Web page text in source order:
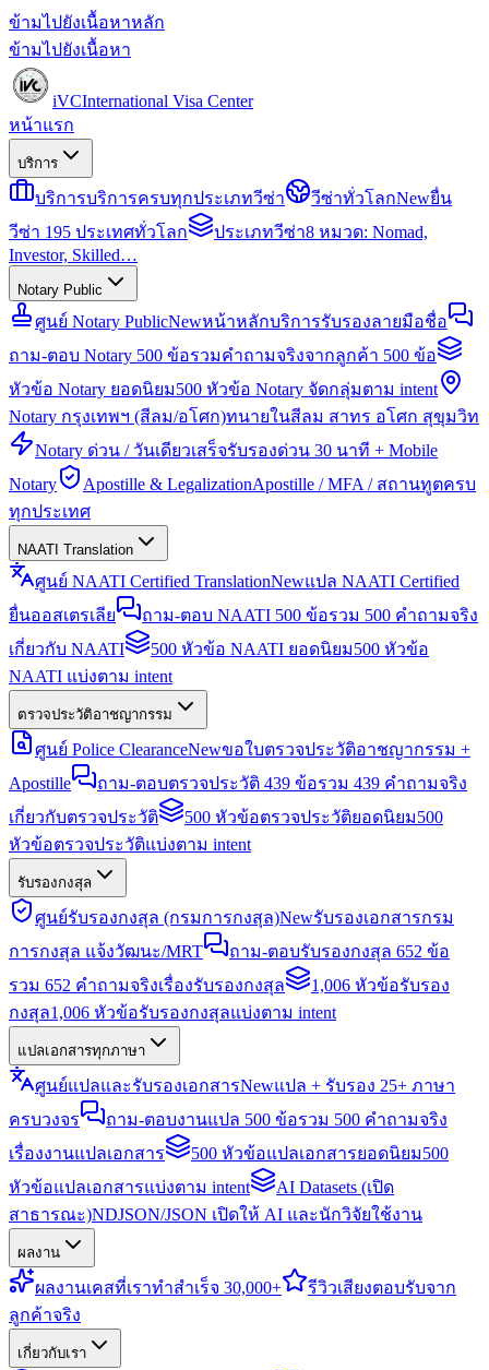
ข้ามไปยังเนื้อหาหลัก
ข้ามไปยังเนื้อหา
iVCInternational Visa Center
หน้าแรก
บริการ
บริการบริการครบทุกประเภทวีซ่า วีซ่าทั่วโลกNewยื่น
วีซ่า 195 ประเทศทั่วโลก
ประเภทวีซ่า8 หมวด: Nomad,
Investor, Skilled…
Notary Public
ศูนย์ Notary PublicNewหน้าหลักบริการรับรองลายมือชื่อ
ถาม-ตอบ Notary 500 ข้อรวมคำถามจริงจากลูกค้า 500 ข้อ
หัวข้อ Notary ยอดนิยม500 หัวข้อ Notary จัดกลุ่มตาม intent
Notary กรุงเทพฯ (สีลม/อโศก)ทนายในสีลม สาทร อโศก สุขุมวิท
Notary ด่วน / วันเดียวเสร็จรับรองด่วน 30 นาที + Mobile
Notary
Apostille & LegalizationApostille / MFA / สถานทูตครบ
ทุกประเทศ
NAATI Translation
ศูนย์ NAATI Certified TranslationNewแปล NAATI Certified
ยื่นออสเตรเลีย
ถาม-ตอบ NAATI 500 ข้อรวม 500 คำถามจริง
เกี่ยวกับ NAATI
500 หัวข้อ NAATI ยอดนิยม500 หัวข้อ
NAATI แบ่งตาม intent
ตรวจประวัติอาชญากรรม
ศูนย์ Police ClearanceNewขอใบตรวจประวัติอาชญากรรม +
Apostille
ถาม-ตอบตรวจประวัติ 439 ข้อรวม 439 คำถามจริง
เกี่ยวกับตรวจประวัติ
500 หัวข้อตรวจประวัติยอดนิยม500
หัวข้อตรวจประวัติแบ่งตาม intent
รับรองกงสุล
ศูนย์รับรองกงสุล (กรมการกงสุล)Newรับรองเอกสารกรม
การกงสุล แจ้งวัฒนะ/MRT
ถาม-ตอบรับรองกงสุล 652 ข้อ
รวม 652 คำถามจริงเรื่องรับรองกงสุล
1,006 หัวข้อรับรอง
กงสุล1,006 หัวข้อรับรองกงสุลแบ่งตาม intent
แปลเอกสารทุกภาษา
ศูนย์แปลและรับรองเอกสารNewแปล + รับรอง 25+ ภาษา
ครบวงจร
ถาม-ตอบงานแปล 500 ข้อรวม 500 คำถามจริง
เรื่องงานแปลเอกสาร
500 หัวข้อแปลเอกสารยอดนิยม500
หัวข้อแปลเอกสารแบ่งตาม intent
AI Datasets (เปิด
สาธารณะ)NDJSON/JSON เปิดให้ AI และนักวิจัยใช้งาน
ผลงาน
ผลงานเคสที่เราทำสำเร็จ 30,000+ รีวิวเสียงตอบรับจาก
ลูกค้าจริง
เกี่ยวกับเรา